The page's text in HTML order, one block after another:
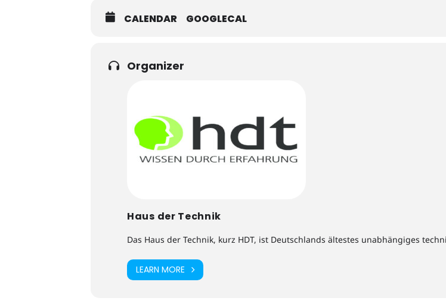
CALENDAR GOOGLECAL
Organizer
Haus der Technik
Das Haus der Technik, kurz HDT, ist Deutschlands ältestes unabhängiges
LEARN MORE